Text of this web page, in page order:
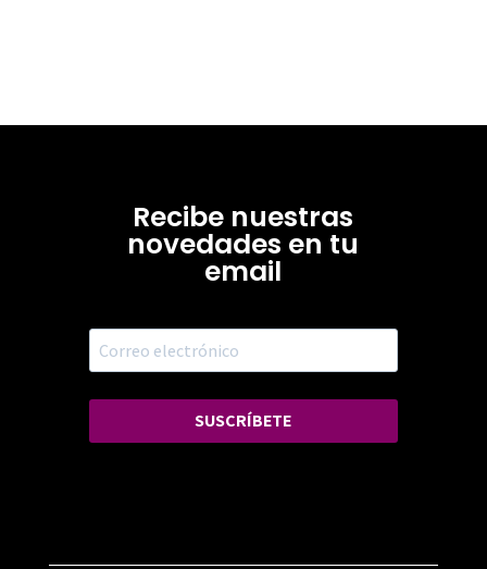
Recibe nuestras
novedades en tu
email
SUSCRÍBETE